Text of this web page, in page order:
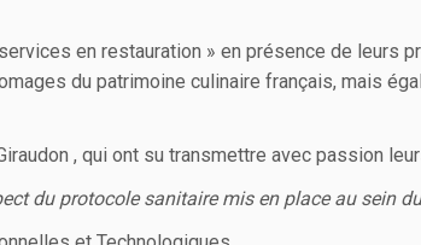
en restauration » en présence de leurs
du patrimoine culinaire français, mais
, qui ont su transmettre avec passion
du protocole sanitaire mis en place au sein